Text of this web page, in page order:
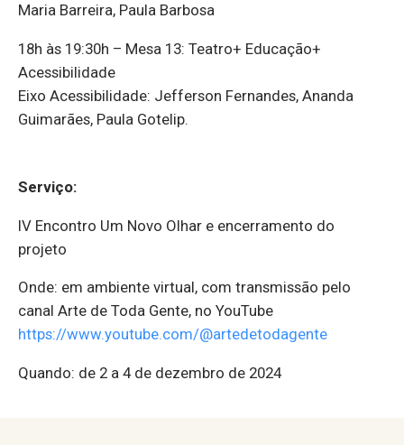
Maria Barreira, Paula Barbosa
18h às 19:30h – Mesa 13: Teatro+ Educação+
Acessibilidade
Eixo Acessibilidade: Jefferson Fernandes, Ananda
Guimarães, Paula Gotelip.
Serviço:
IV Encontro Um Novo Olhar e encerramento do
projeto
Onde: em ambiente virtual, com transmissão pelo
canal Arte de Toda Gente, no YouTube
https://www.youtube.com/@artedetodagente
Quando: de 2 a 4 de dezembro de 2024